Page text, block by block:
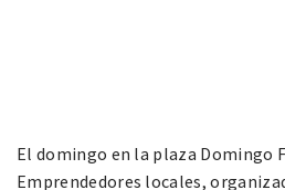
El domingo en la plaza Domingo
Emprendedores locales,